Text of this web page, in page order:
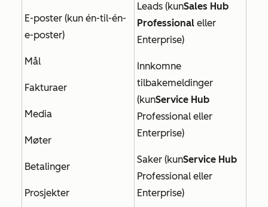
E-poster (kun én-til-én-
e-poster)
Mål
Fakturaer
Media
Møter
Betalinger
Prosjekter
Leads (kunSales Hub
Professional eller
Enterprise)
Innkomne
tilbakemeldinger
(kunService Hub
Professional eller
Enterprise)
Saker (kunService Hub
Professional eller
Enterprise)